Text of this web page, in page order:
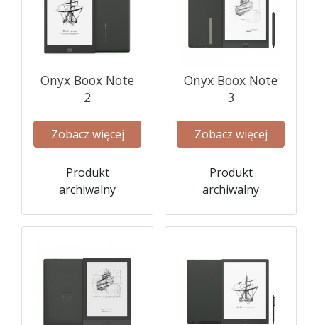
Onyx Boox Note
2
Zobacz więcej
Produkt
archiwalny
Onyx Boox Note
3
Zobacz więcej
Produkt
archiwalny